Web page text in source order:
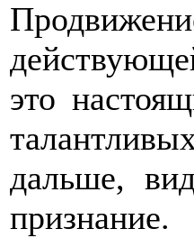
это
дальше,
признание.